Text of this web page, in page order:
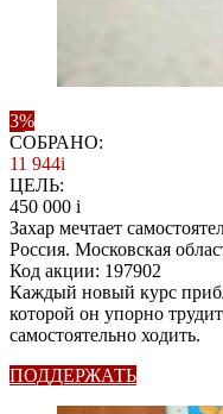
3%
СОБРАНО:
11 944i
ЦЕЛЬ:
450 000 i
Захар мечтает
Россия. Московская
Код акции: 197902
Каждый новый курс
которой он упорно
самостоятельно ходить.
ПОДДЕРЖАТЬ